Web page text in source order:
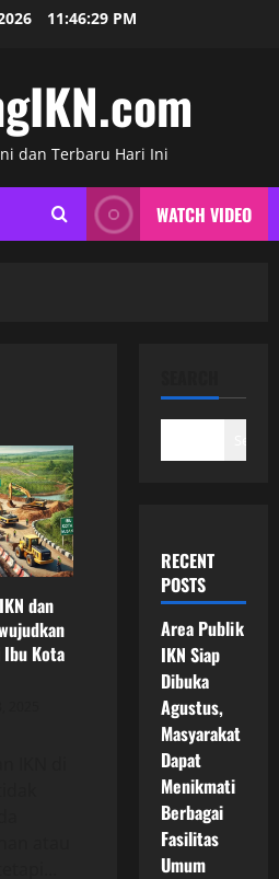
11:46:29 PM
dan Terbaru Hari Ini
WATCH VIDEO
dan
Kota
RECENT
POSTS
Area Publik
IKN Siap
Dibuka
Agustus,
Masyarakat
Dapat
Menikmati
Berbagai
Fasilitas
Umum